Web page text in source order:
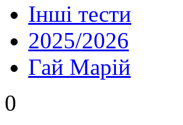
Інші тести
2025/2026
Гай Марій
0